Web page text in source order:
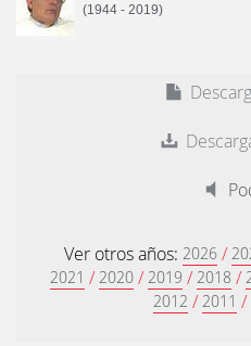
(1944 - 2019)
Ver otros años: 2026 /
2021 / 2020 / 2019 / 2018 /
2012 / 2011 /